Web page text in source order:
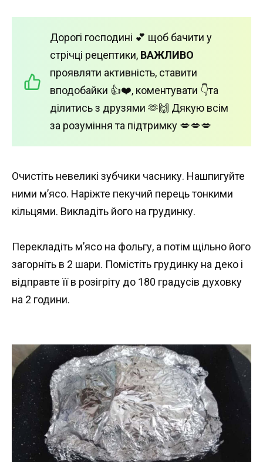
Дорогі господині 💕 щоб бачити у
стрічці рецептики, ВАЖЛИВО
проявляти активність, ставити
вподобайки 👍❤️, коментувати 👇та
ділитись з друзями 🫶🙌 Дякую всім
за розуміння та підтримку 💋💋💋
Очистіть невеликі зубчики часнику. Нашпигуйте
ними м’ясо. Наріжте пекучий перець тонкими
кільцями. Викладіть його на грудинку.
Перекладіть м’ясо на фольгу, а потім щільно його
загорніть в 2 шари. Помістіть грудинку на деко і
відправте її в розігріту до 180 градусів духовку
на 2 години.